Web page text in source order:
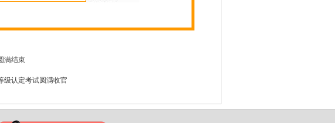
满结束
级认定考试圆满收官